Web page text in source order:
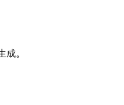
成。